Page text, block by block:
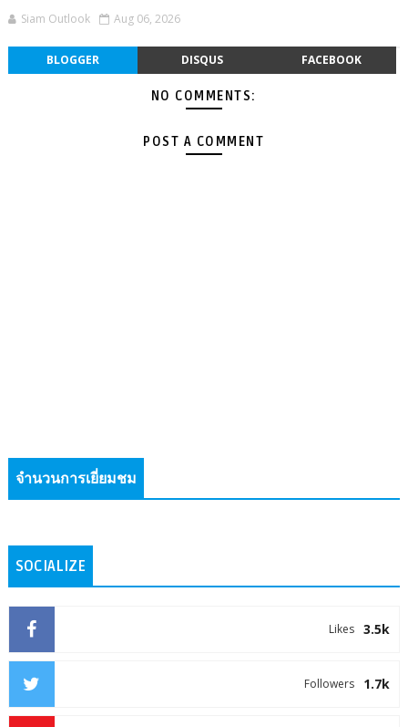
Siam Outlook Aug 06, 2026
BLOGGER DISQUS FACEBOOK
NO COMMENTS:
POST A COMMENT
จำนวนการเยี่ยมชม
SOCIALIZE
3.5k
Likes
1.7k
Followers